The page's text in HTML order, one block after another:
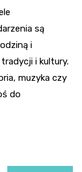
są
i
i kultury.
muzyka czy
do